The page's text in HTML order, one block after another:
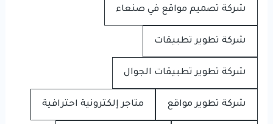
شركة تصميم مواقع في صنعاء
شركة تطوير تطبيقات
شركة تطوير تطبيقات الجوال
شركة تطوير مواقع متاجر إلكترونية احترافية